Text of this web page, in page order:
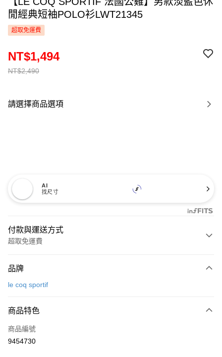
閒經典短袖POLO衫LWT21345
超取免運費
NT$2,490
NT$1,494
請選擇商品選項
AI
找尺寸
付款與運送方式
超取免運費
信用卡一次付款
LINE Pay
Apple Pay
品牌
le coq sportif
商品特色
商品編號
9454730